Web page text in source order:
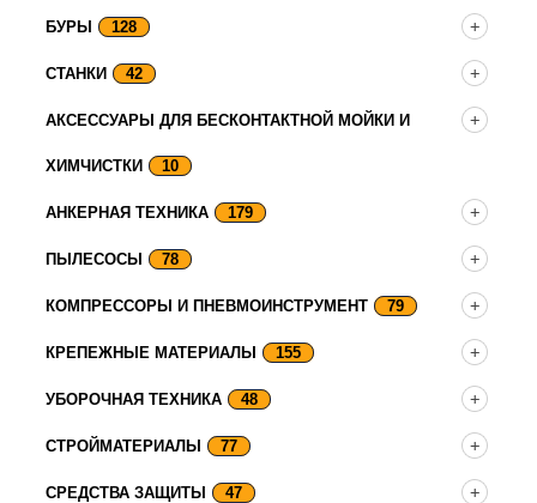
БУРЫ 128
СТАНКИ 42
АКСЕССУАРЫ ДЛЯ БЕСКОНТАКТНОЙ МОЙКИ И
ХИМЧИСТКИ 10
АНКЕРНАЯ ТЕХНИКА 179
ПЫЛЕСОСЫ 78
КОМПРЕССОРЫ И ПНЕВМОИНСТРУМЕНТ 79
КРЕПЕЖНЫЕ МАТЕРИАЛЫ 155
УБОРОЧНАЯ ТЕХНИКА 48
СТРОЙМАТЕРИАЛЫ 77
СРЕДСТВА ЗАЩИТЫ 47